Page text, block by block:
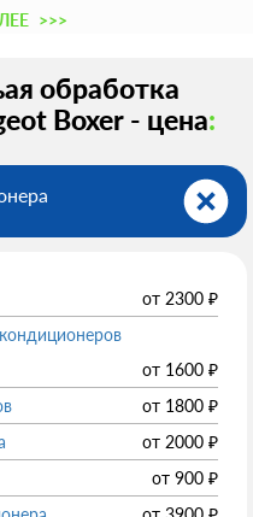
только лучшее
>>>
обработка
Boxer - цена:
от 2300 ₽
от 1600 ₽
от 1800 ₽
от 2000 ₽
от 900 ₽